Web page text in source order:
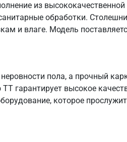
из высококачественной
обработки.
и влаге. Модель
пола, а прочный
гарантирует высокое
которое